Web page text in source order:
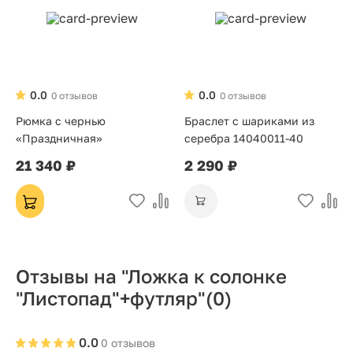
0 отзывов
0.0
Рюмка с чернью
«Праздничная»
21 340 ₽
0 отзывов
0.0
Браслет с шариками из
серебра 14040011-40
2 290 ₽
Отзывы на "Ложка к солонке
"Листопад"+футляр"(0)
0 отзывов
0.0